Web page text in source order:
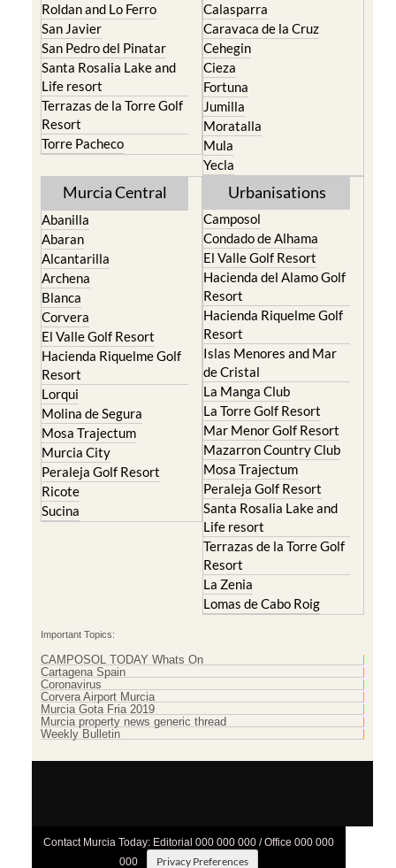
Roldan and Lo Ferro
San Javier
San Pedro del Pinatar
Santa Rosalia Lake and
Life resort
Terrazas de la Torre Golf
Resort
Torre Pacheco
Calasparra
Caravaca de la Cruz
Cehegin
Cieza
Fortuna
Jumilla
Moratalla
Mula
Yecla
Murcia Central
Abanilla
Abaran
Alcantarilla
Archena
Blanca
Corvera
El Valle Golf Resort
Hacienda Riquelme Golf
Resort
Lorqui
Molina de Segura
Mosa Trajectum
Murcia City
Peraleja Golf Resort
Ricote
Sucina
Urbanisations
Camposol
Condado de Alhama
El Valle Golf Resort
Hacienda del Alamo Golf
Resort
Hacienda Riquelme Golf
Resort
Islas Menores and Mar
de Cristal
La Manga Club
La Torre Golf Resort
Mar Menor Golf Resort
Mazarron Country Club
Mosa Trajectum
Peraleja Golf Resort
Santa Rosalia Lake and
Life resort
Terrazas de la Torre Golf
Resort
La Zenia
Lomas de Cabo Roig
Important Topics:
CAMPOSOL TODAY Whats On
Cartagena Spain
Coronavirus
Corvera Airport Murcia
Murcia Gota Fria 2019
Murcia property news generic thread
Weekly Bulletin
Contact Murcia Today: Editorial 000 000 000 / Office 000 000
000
Privacy Preferences